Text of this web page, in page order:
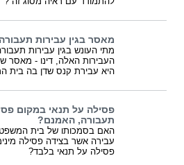
מאסר בגין עבירות
מתי העונש בגין עבירות
העבירות האלה, דינו - מאסר
היא עבירת קנס שדן בה בית
פסילה על תנאי במקום
תעבורה, האמנם?
האם בסמכותו של בית
עבירה אשר בצידה פסילה
פסילה על תנאי בלבד?